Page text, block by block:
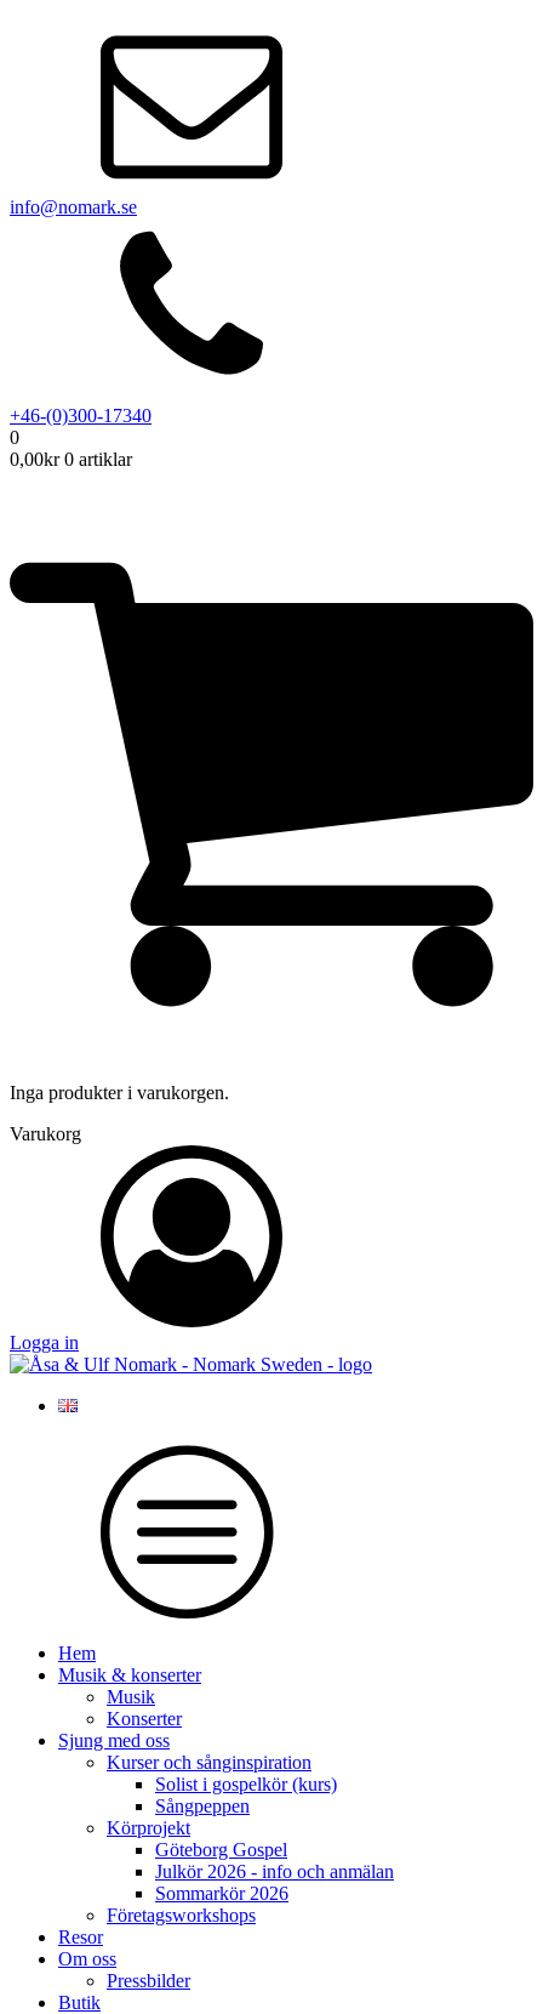
info@nomark.se
+46-(0)300-17340
0
0,00kr 0 artiklar
Inga produkter i varukorgen.
Varukorg
Logga in
Hem
Musik & konserter
Musik
Konserter
Sjung med oss
Kurser och sånginspiration
Solist i gospelkör (kurs)
Sångpeppen
Körprojekt
Göteborg Gospel
Julkör 2026 - info och anmälan
Sommarkör 2026
Företagsworkshops
Resor
Om oss
Pressbilder
Butik